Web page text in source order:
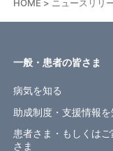
HOME ニュースリリ
一般・患者の皆さま
病気を知る
助成制度・支援情報を
患者さま・もしくは
さま